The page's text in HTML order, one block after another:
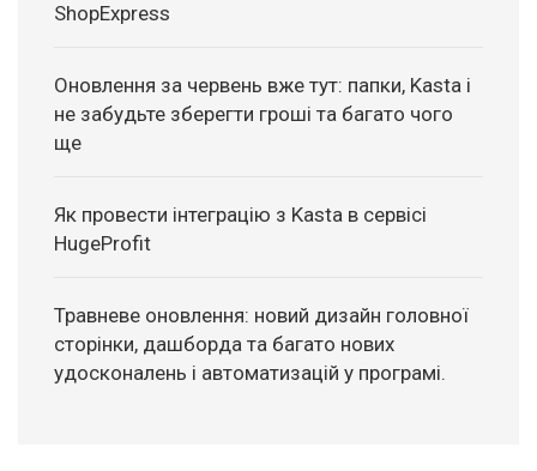
ShopExpress
Оновлення за червень вже тут: папки, Kasta і
не забудьте зберегти гроші та багато чого
ще
Як провести інтеграцію з Kasta в сервісі
HugeProfit
Травневе оновлення: новий дизайн головної
сторінки, дашборда та багато нових
удосконалень і автоматизацій у програмі.